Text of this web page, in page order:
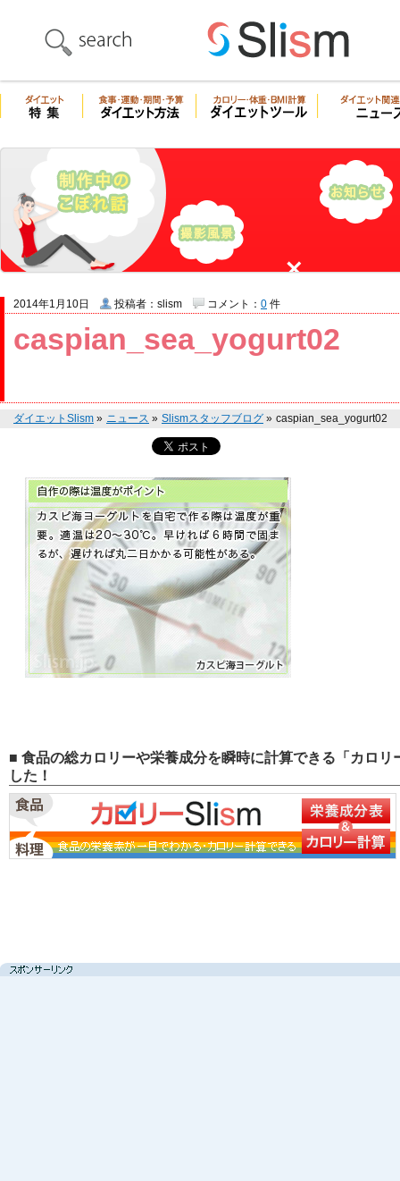
caspian_sea_yogurt02
2014年1月10日 投稿者：slism コメント： 0 件
ダイエットSlism » ニュース » Slismスタッフブログ » caspian_sea_yogurt02
■ 食品の総カロリーや栄養成分を瞬時に計算できる「カロ
した！